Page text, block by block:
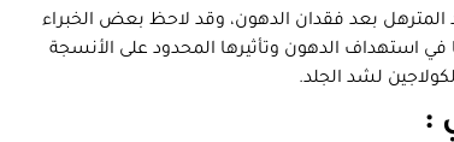
المترهل بعد فقدان الدهون، وقد لاحظ بعض الخبراء
في استهداف الدهون وتأثيرها المحدود على الأنسجة
لشد الجلد.
: